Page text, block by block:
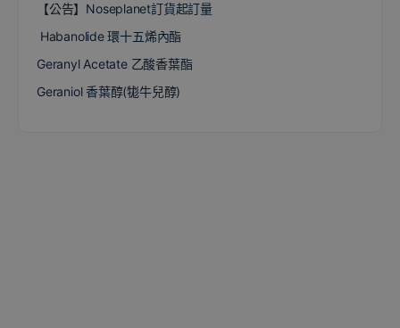
【公告】Noseplanet訂貨起訂量
Habanolide 環十五烯內酯
Geranyl Acetate 乙酸香葉酯
Geraniol 香葉醇(牻牛兒醇)